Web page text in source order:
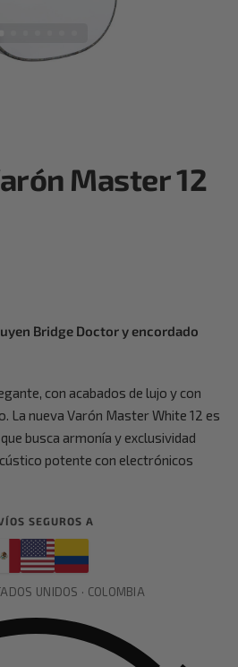
Master 12
Bridge Doctor y encordado
con acabados de lujo y con
La nueva Varón Master White 12 es
busca armonía y exclusividad
potente con electrónicos
SEGUROS A
UNIDOS · COLOMBIA